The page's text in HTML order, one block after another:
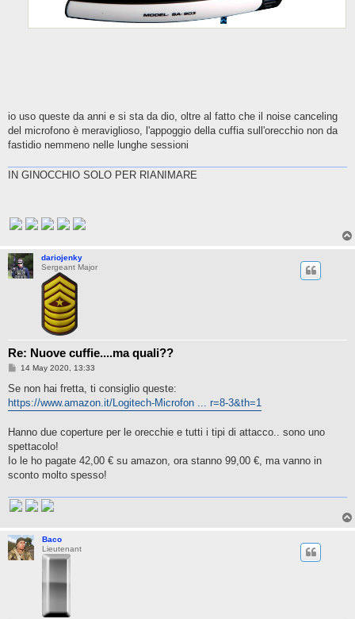
io uso queste da anni e si sta da dio, oltre al fatto che il noise canceling
del microfono è meraviglioso, l'appoggio della cuffia sull'orecchio non da
fastidio nemmeno nelle lunghe sessioni
IN GINOCCHIO SOLO PER RIANIMARE
dariojenky
Sergeant Major
Re: Nuove cuffie....ma quali??
P
s
14 May 2020, 13:33
Se non hai fretta, ti consiglio queste:
https://www.amazon.it/Logitech-Microfon ... r=8-3&th=1
Hanno due coperture per le orecchie e tutti i tipi di attacco.. sono uno
spettacolo!
Io le ho pagate 42,00 € su amazon, ora stanno 99,00 €, ma vanno in
sconto molto spesso!
Baco
Lieutenant